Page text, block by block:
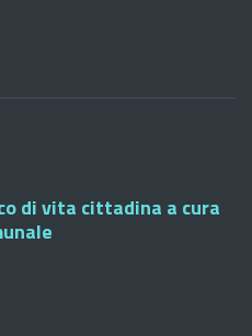
di vita cittadina a cura